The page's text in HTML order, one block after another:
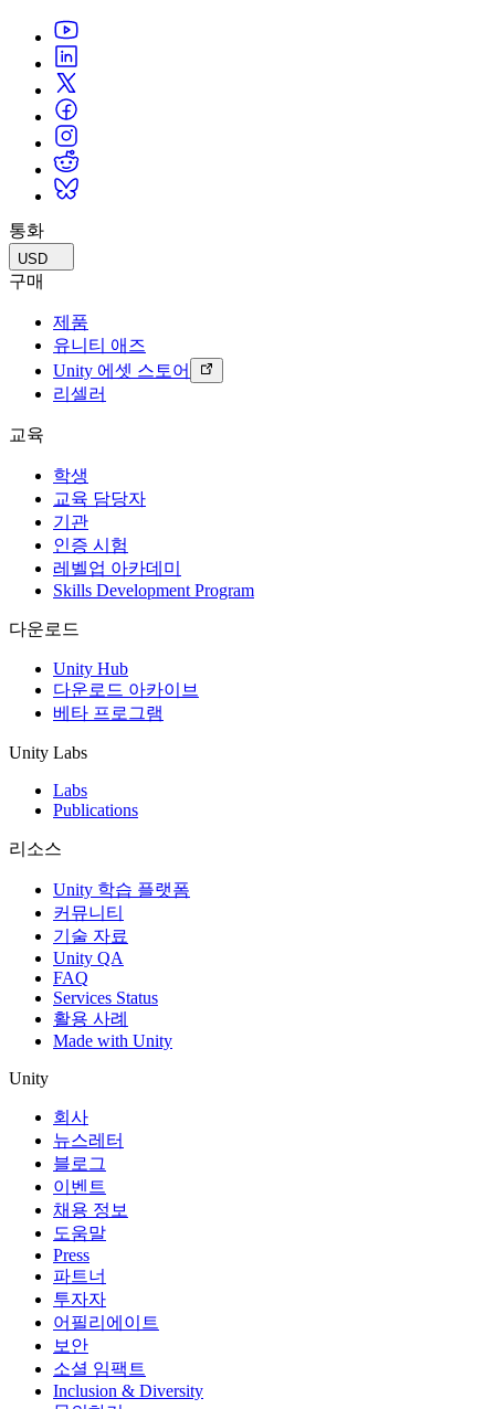
통화
USD
구매
제품
유니티 애즈
Unity 에셋 스토어
리셀러
교육
학생
교육 담당자
기관
인증 시험
레벨업 아카데미
Skills Development Program
다운로드
Unity Hub
다운로드 아카이브
베타 프로그램
Unity Labs
Labs
Publications
리소스
Unity 학습 플랫폼
커뮤니티
기술 자료
Unity QA
FAQ
Services Status
활용 사례
Made with Unity
Unity
회사
뉴스레터
블로그
이벤트
채용 정보
도움말
Press
파트너
투자자
어필리에이트
보안
소셜 임팩트
Inclusion & Diversity